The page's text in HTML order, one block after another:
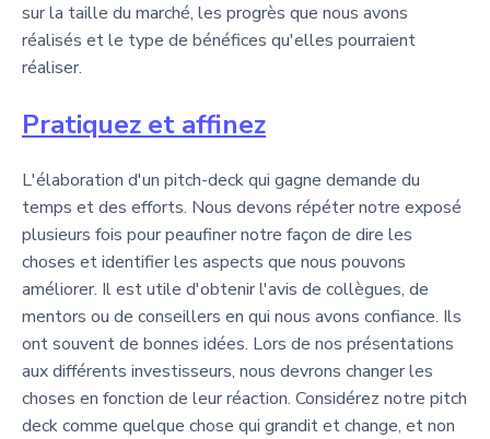
sur la taille du marché, les progrès que nous avons
réalisés et le type de bénéfices qu'elles pourraient
réaliser.
Pratiquez et affinez
L'élaboration d'un pitch-deck qui gagne demande du
temps et des efforts. Nous devons répéter notre exposé
plusieurs fois pour peaufiner notre façon de dire les
choses et identifier les aspects que nous pouvons
améliorer. Il est utile d'obtenir l'avis de collègues, de
mentors ou de conseillers en qui nous avons confiance. Ils
ont souvent de bonnes idées. Lors de nos présentations
aux différents investisseurs, nous devrons changer les
choses en fonction de leur réaction. Considérez notre pitch
deck comme quelque chose qui grandit et change, et non